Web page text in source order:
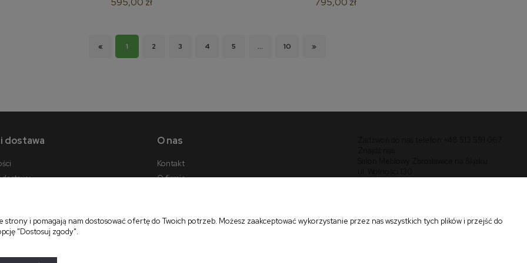
« 1 2 3 4 5 ... 10 »
dostawa
dostawy
O nas
Kontakt
O firmie
i pomagają nam dostosować ofertę do Twoich potrzeb. Możesz zaakceptować wykorzystanie przez nas wszystkich tych plików i przejść do
"Dostosuj zgody".